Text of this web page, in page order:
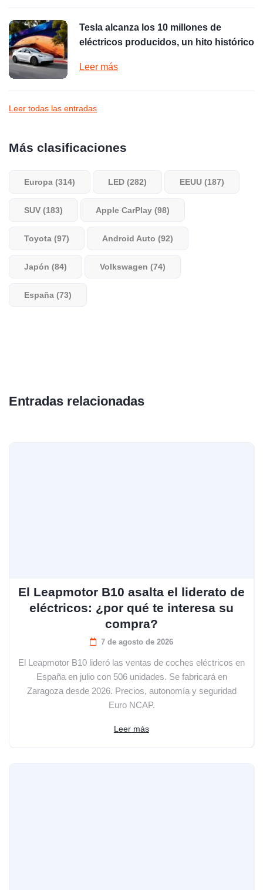
Tesla alcanza los 10 millones de
eléctricos producidos, un hito histórico
Leer más
Leer todas las entradas
Más clasificaciones
Europa (314) LED (282) EEUU (187)
SUV (183) Apple CarPlay (98)
Toyota (97) Android Auto (92)
Japón (84) Volkswagen (74)
España (73)
Entradas relacionadas
El Leapmotor B10 asalta el liderato de
eléctricos: ¿por qué te interesa su
compra?
7 de agosto de 2026
El Leapmotor B10 lideró las ventas de coches eléctricos en
España en julio con 506 unidades. Se fabricará en
Zaragoza desde 2026. Precios, autonomía y seguridad
Euro NCAP.
Leer más